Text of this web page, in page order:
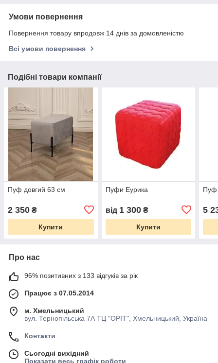
Умови повернення
Повернення товару впродовж 14 днів за домовленістю
Всі умови повернення
Подібні товари компанії
Пуф довгий 63 см
2 350 ₴
Купити
Пуфи Еурика
від 1 300₴
Купити
Пуф
5
Про нас
96% позитивних з 133 відгуків за рік
Працює з 07.05.2014
м. Хмельницький
вул. Тернопільська 7А ТЦ "ОРІТ", Хмельницький, Україна
Контакти
Сьогодні вихідний
Показати весь графік роботи